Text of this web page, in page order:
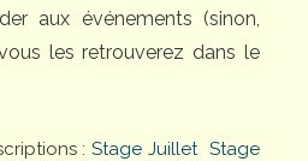
aux événements (sinon,
les retrouverez dans le
:Stage Juillet Stage